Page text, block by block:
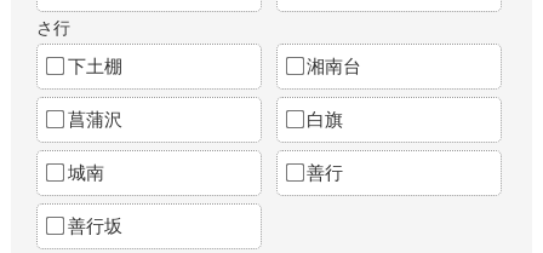
さ行
下土棚 湘南台
菖蒲沢 白旗
城南 善行
善行坂